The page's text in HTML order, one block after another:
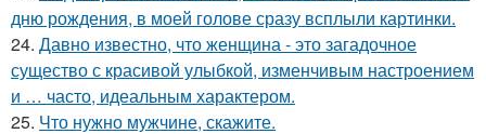
дню рождения, в моей голове сразу всплыли картинки.
24. Давно известно, что женщина - это загадочное
существо с красивой улыбкой, изменчивым настроением
и … часто, идеальным характером.
25. Что нужно мужчине, скажите.